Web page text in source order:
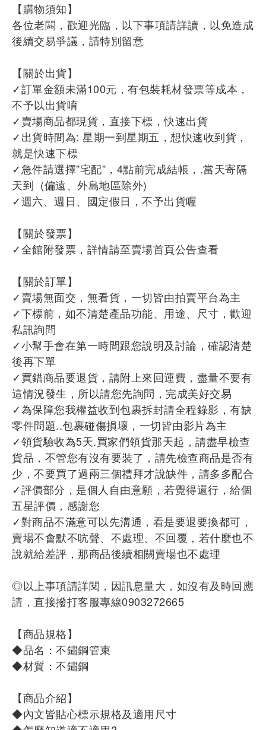
【購物須知】
各位老闆，歡迎光臨，以下事項請詳讀，以免造成
後續交易爭議，請特別留意
【關於出貨】
✓訂單金額未滿100元，有包裝耗材發票等成本，
不予以出貨唷
✓賣場商品都現貨，直接下標，快速出貨
✓出貨時間為: 星期一到星期五，想快速收到貨，
就是快速下標
✓急件請選擇”宅配”，4點前完成結帳，.當天寄隔
天到 (偏遠、外島地區除外)
✓週六、週日、國定假日，不予出貨喔
【關於發票】
✓全館附發票，詳情請至賣場首頁公告查看
【關於訂單】
✓賣場無面交，無看貨，一切皆由拍賣平台為主
✓下標前，如不清楚產品功能、用途、尺寸，歡迎
私訊詢問
✓小幫手會在第一時間跟您說明及討論，確認清楚
後再下單
✓買錯商品要退貨，請附上來回運費，盡量不要有
這情況發生，所以請您先詢問，完成美好交易
✓為保障您我權益收到包裹拆封請全程錄影，有缺
零件問題..包裹碰傷損壞，一切皆由影片為主
✓領貨驗收為5天.買家們領貨那天起，請盡早檢查
貨品，不管您有沒有要裝了，請先檢查商品是否有
少，不要買了過兩三個禮拜才說缺件，請多多配合
✓評價部分，是個人自由意願，若覺得還行，給個
五星評價，感謝您
✓對商品不滿意可以先溝通，看是要退要換都可，
賣場不會默不吭聲、不處理、不回覆，若什麼也不
說就給差評，那商品後續相關賣場也不處理
◎以上事項請詳閱，因訊息量大，如沒有及時回應
請，直接撥打客服專線0903272665
【商品規格】
◆品名：不鏽鋼管束
◆材質：不鏽鋼
【商品介紹】
◆內文皆貼心標示規格及適用尺寸